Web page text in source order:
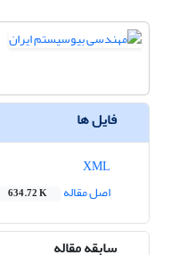
فایل ها
اصل مقاله
634.72 K
سابقه مقاله